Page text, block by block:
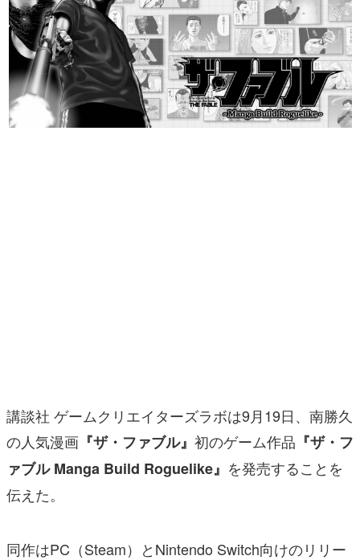
カテゴリ
特集記事
マンガ
女性向け
講談社 ゲームクリエイターズラボは9月19日、南勝久
の人気漫画 『ザ・ファブル』 初のゲーム作品 『ザ・フ
ァブル Manga Build Roguelike』 を発売することを
伝えた。
同作はPC（Steam）とNintendo Switch向けのリリー